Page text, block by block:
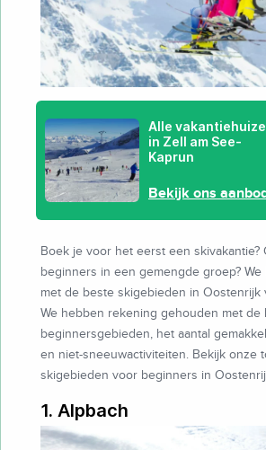
Alle
in Zell am See-
Kaprun
Bekijk ons
Boek je voor het eerst een skivakantie?
beginners in een gemengde groep?
met de beste skigebieden in Oostenrijk
We hebben rekening gehouden met de
beginnersgebieden, het aantal
en niet-sneeuwactiviteiten. Bekijk onze
skigebieden voor beginners in
1. Alpbach